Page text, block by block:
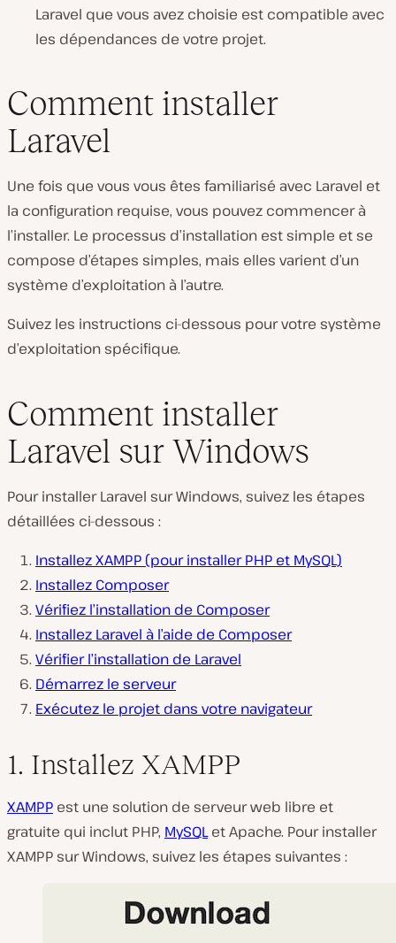
Laravel que vous avez choisie est compatible avec
les dépendances de votre projet.
Comment installer
Laravel
Une fois que vous vous êtes familiarisé avec Laravel et
la configuration requise, vous pouvez commencer à
l’installer. Le processus d’installation est simple et se
compose d’étapes simples, mais elles varient d’un
système d’exploitation à l’autre.
Suivez les instructions ci-dessous pour votre système
d’exploitation spécifique.
Comment installer
Laravel sur Windows
Pour installer Laravel sur Windows, suivez les étapes
détaillées ci-dessous :
Installez XAMPP (pour installer PHP et MySQL)
Installez Composer
Vérifiez l’installation de Composer
Installez Laravel à l’aide de Composer
Vérifier l’installation de Laravel
Démarrez le serveur
Exécutez le projet dans votre navigateur
1. Installez XAMPP
XAMPP est une solution de serveur web libre et
gratuite qui inclut PHP, MySQLet Apache. Pour installer
XAMPP sur Windows, suivez les étapes suivantes :